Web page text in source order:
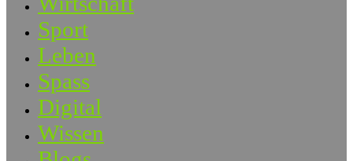
Sport
Leben
Spass
Digital
Wissen